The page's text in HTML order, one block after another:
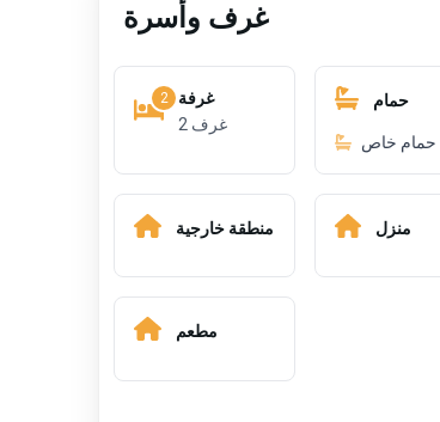
غرف وأسرة
2
غرفة
2 غرف
حمام
حمام خاص
منطقة خارجية منزل
مطعم